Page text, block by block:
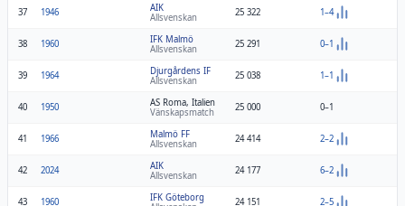
37 1946
AIK
Allsvenskan
25 322 1–4
38 1960
IFK Malmö
Allsvenskan
25 291 0–1
39 1964
Djurgårdens IF
Allsvenskan
25 038 1–1
40 1950
AS Roma, Italien
Vänskapsmatch
25 000 0–1
41 1966
Malmö FF
Allsvenskan
24 414 2–2
42 2024
AIK
Allsvenskan
24 177 6–2
43 1960
IFK Göteborg
24 151 2–5